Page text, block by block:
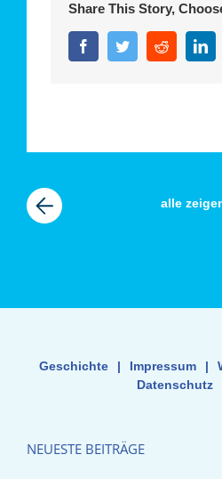
Share This Story,
FacebookTwitterReddit
alle
Geschichte | Impressum |
Datenschutz
NEUESTE BEITRÄGE